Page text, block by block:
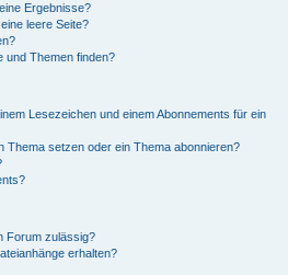
Ergebnisse?
leere Seite?
und Themen finden?
Lesezeichen und einem Abonnements für ein
Thema setzen oder ein Thema abonnieren?
Forum zulässig?
erhalten?